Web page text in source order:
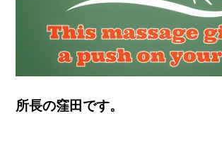
所長の窪田です。